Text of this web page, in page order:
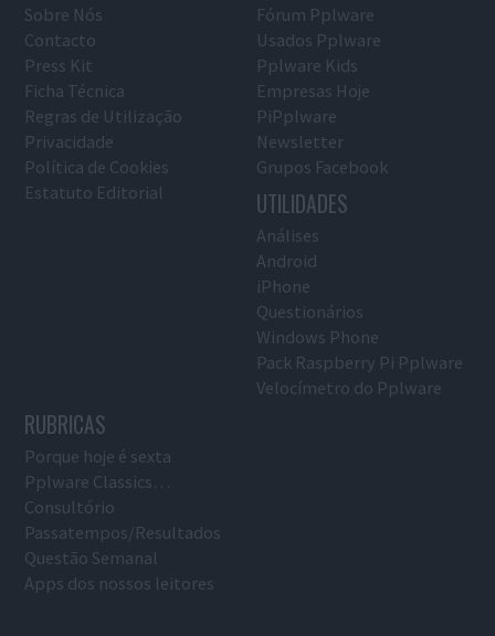
Sobre Nós
Contacto
Press Kit
Ficha Técnica
Regras de Utilização
Privacidade
Política de Cookies
Estatuto Editorial
Fórum Pplware
Usados Pplware
Pplware Kids
Empresas Hoje
PiPplware
Newsletter
Grupos Facebook
UTILIDADES
Análises
Android
iPhone
Questionários
Windows Phone
Pack Raspberry Pi Pplware
Velocímetro do Pplware
RUBRICAS
Porque hoje é sexta
Pplware Classics…
Consultório
Passatempos/Resultados
Questão Semanal
Apps dos nossos leitores